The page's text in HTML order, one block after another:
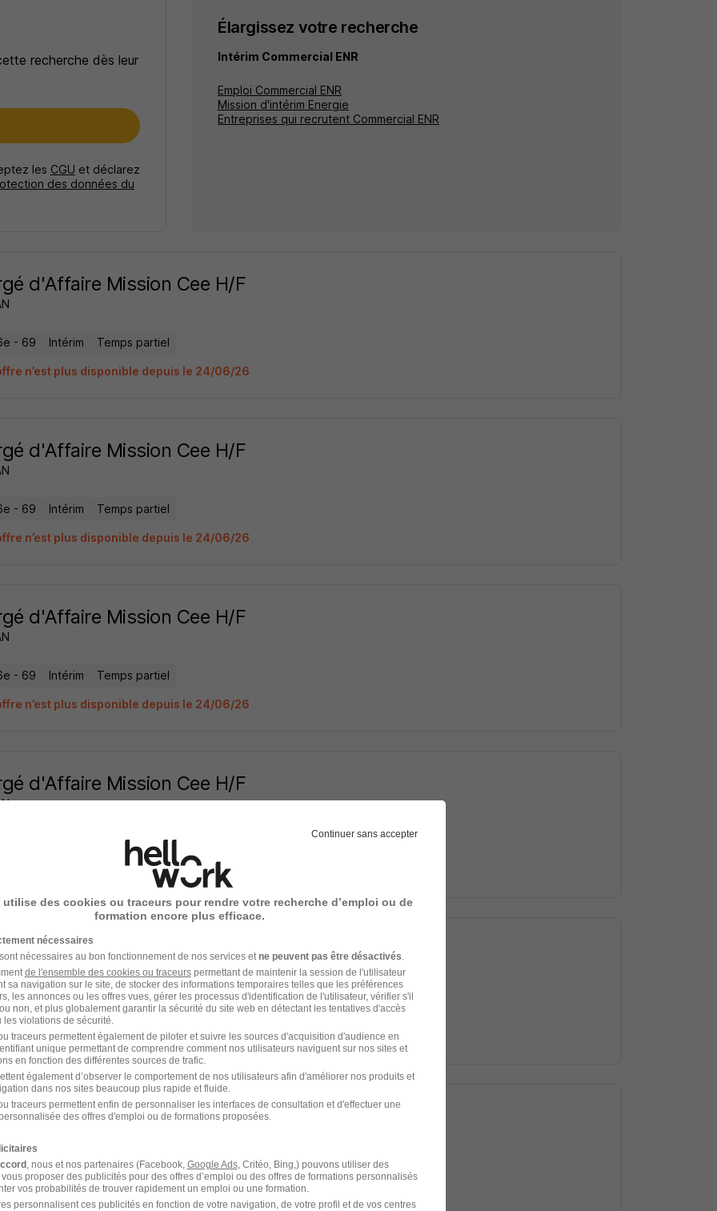
recherche dès leur
les CGU et déclarez
des données du
Élargissez votre recherche
Intérim Commercial ENR
Emploi Commercial ENR
Mission d'intérim Energie
Entreprises qui recrutent Commercial ENR
d'Affaire Mission Cee H/F
- 69 Intérim Temps partiel
n’est plus disponible depuis le 24/06/26
d'Affaire Mission Cee H/F
- 69 Intérim Temps partiel
n’est plus disponible depuis le 24/06/26
d'Affaire Mission Cee H/F
- 69 Intérim Temps partiel
n’est plus disponible depuis le 24/06/26
d'Affaire Mission Cee H/F
Temps partiel
n’est plus disponible depuis le 24/06/26
d'Affaire Mission Cee H/F
- 69 Intérim Temps partiel
n’est plus disponible depuis le 24/06/26
d'Affaire Mission Cee H/F
- 69 Intérim Temps partiel
n’est plus disponible depuis le 24/06/26
Continuer sans accepter
utilise des cookies ou traceurs pour rendre votre recherche d’emploi ou de
formation encore plus efficace.
nécessaires
nécessaires au bon fonctionnement de nos services et ne peuvent pas être désactivés
de l'ensemble des cookies ou traceurspermettant de maintenir la session de l'utilisateur
sa navigation sur le site, de stocker des informations temporaires telles que les préférences
les annonces ou les offres vues, gérer les processus d'identification de l'utilisateur, vérifier s'il
non, et plus globalement garantir la sécurité du site web en détectant les tentatives d'accès
violations de sécurité.
traceurs permettent également de piloter et suivre les sources d'acquisition d'audience en
unique permettant de comprendre comment nos utilisateurs naviguent sur nos sites et
en fonction des différentes sources de trafic.
également d’observer le comportement de nos utilisateurs afin d'améliorer nos produits et
dans nos sites beaucoup plus rapide et fluide.
traceurs permettent enfin de personnaliser les interfaces de consultation et d'effectuer une
des offres d'emploi ou de formations proposées.
, nous et nos partenaires (Facebook, Google Ads, Critéo, Bing,) pouvons utiliser des
proposer des publicités pour des offres d’emploi ou des offres de formations personnalisés
vos probabilités de trouver rapidement un emploi ou une formation.
personnalisent ces publicités en fonction de votre navigation, de votre profil et de vos centres